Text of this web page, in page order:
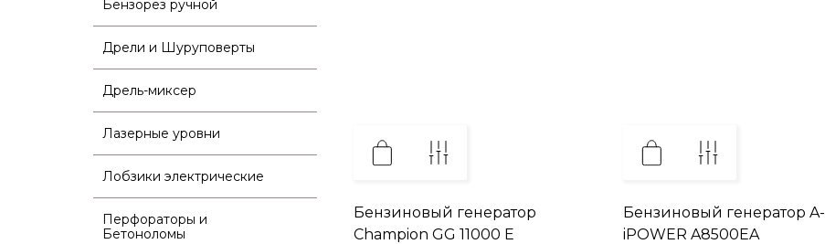
Бензорез ручной
Дрели и Шуруповерты
Дрель-миксер
Лазерные уровни
Лобзики электрические
Перфораторы и
Бетоноломы
Бензиновый генератор
Champion GG 11000 E
Бензиновый генератор A-
iPOWER A8500EA